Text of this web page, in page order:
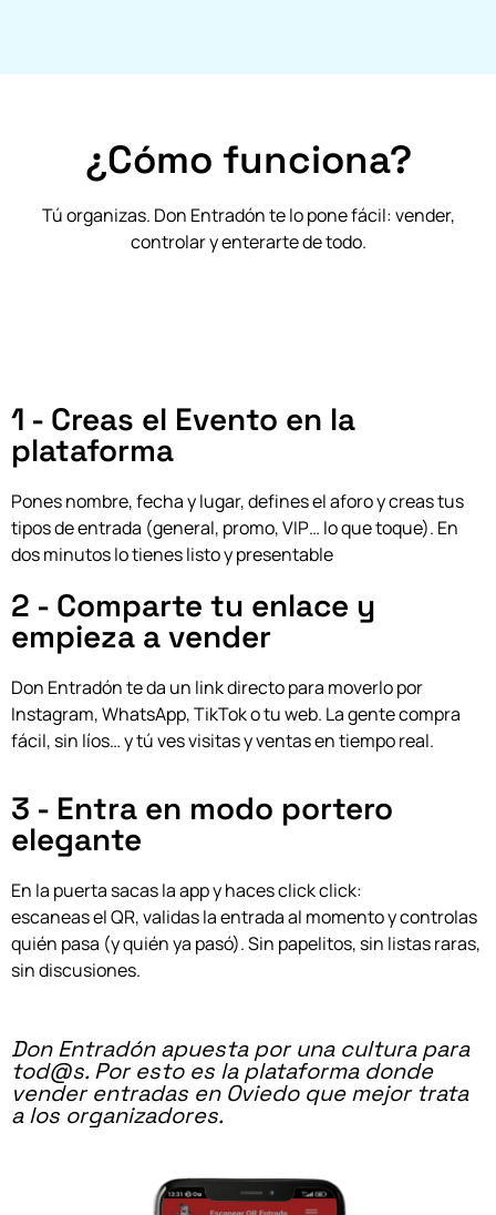
¿Cómo funciona?
Tú organizas. Don Entradón te lo pone fácil: vender,
controlar y enterarte de todo.
1 - Creas el Evento en la
plataforma
Pones nombre, fecha y lugar, defines el aforo y creas tus
tipos de entrada (general, promo, VIP… lo que toque). En
dos minutos lo tienes listo y presentable
2 - Comparte tu enlace y
empieza a vender
Don Entradón te da un link directo para moverlo por
Instagram, WhatsApp, TikTok o tu web. La gente compra
fácil, sin líos… y tú ves visitas y ventas en tiempo real.
3 - Entra en modo portero
elegante
En la puerta sacas la app y haces click click:
escaneas el QR, validas la entrada al momento y controlas
quién pasa (y quién ya pasó). Sin papelitos, sin listas raras,
sin discusiones.
Don Entradón apuesta por una cultura para
tod@s. Por esto es la plataforma donde
vender entradas en Oviedo que mejor trata
a los organizadores.